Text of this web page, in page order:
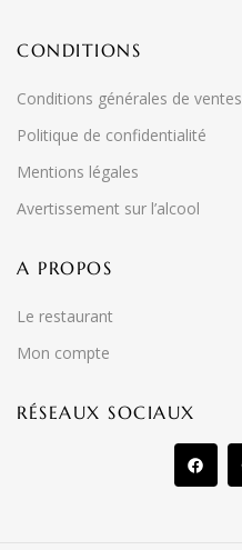
CONDITIONS
Conditions générales de ventes
Politique de confidentialité
Mentions légales
Avertissement sur l’alcool
A PROPOS
Le restaurant
Mon compte
RÉSEAUX SOCIAUX